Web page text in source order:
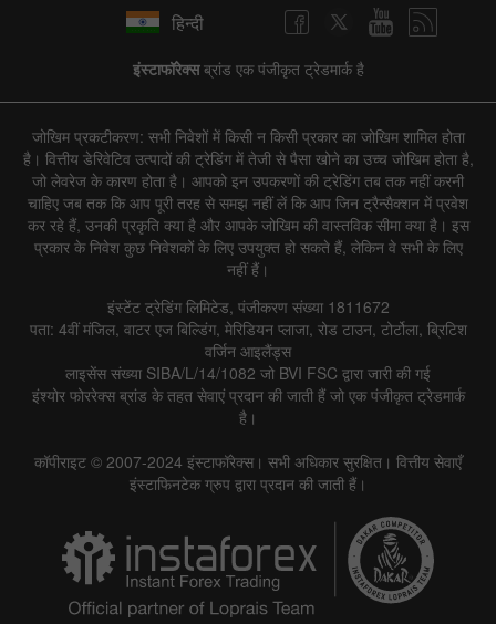
हिन्दी
इंस्टाफॉरेक्सब्रांड एक पंजीकृत ट्रेडमार्क है
जोखिम प्रकटीकरण: सभी निवेशों में किसी न किसी प्रकार का जोखिम शामिल होता
है। वित्तीय डेरिवेटिव उत्पादों की ट्रेडिंग में तेजी से पैसा खोने का उच्च जोखिम होता है,
जो लेवरेज के कारण होता है। आपको इन उपकरणों की ट्रेडिंग तब तक नहीं करनी
चाहिए जब तक कि आप पूरी तरह से समझ नहीं लें कि आप जिन ट्रैन्सैक्शन में प्रवेश
कर रहे हैं, उनकी प्रकृति क्या है और आपके जोखिम की वास्तविक सीमा क्या है। इस
प्रकार के निवेश कुछ निवेशकों के लिए उपयुक्त हो सकते हैं, लेकिन वे सभी के लिए
नहीं हैं।
इंस्टेंट ट्रेडिंग लिमिटेड, पंजीकरण संख्या 1811672
पता: 4वीं मंजिल, वाटर एज बिल्डिंग, मेरिडियन प्लाजा, रोड टाउन, टोर्टोला, ब्रिटिश
वर्जिन आइलैंड्स
लाइसेंस संख्या SIBA/L/14/1082 जो BVI FSC द्वारा जारी की गई
इंश्योर फोररेक्स ब्रांड के तहत सेवाएं प्रदान की जाती हैं जो एक पंजीकृत ट्रेडमार्क
है।
कॉपीराइट © 2007-2024 इंस्टाफॉरेक्स। सभी अधिकार सुरक्षित। वित्तीय सेवाएँ
इंस्टाफिनटेक ग्रुप द्वारा प्रदान की जाती हैं।